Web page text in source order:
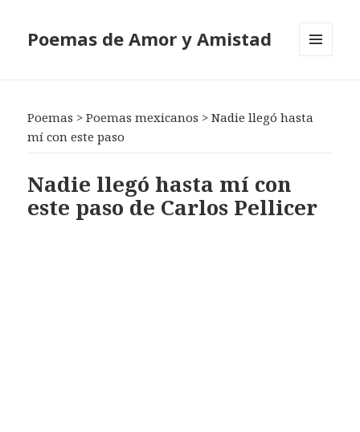
Poemas de Amor y Amistad
Poemas >Poemas mexicanos >Nadie llegó hasta
mí con este paso
Nadie llegó hasta mí con
este paso de Carlos Pellicer